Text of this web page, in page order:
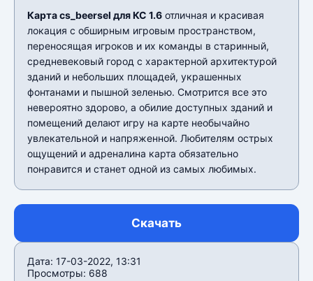
Карта cs_beersel для КС 1.6 отличная и красивая
локация с обширным игровым пространством,
переносящая игроков и их команды в старинный,
средневековый город с характерной архитектурой
зданий и небольших площадей, украшенных
фонтанами и пышной зеленью. Смотрится все это
невероятно здорово, а обилие доступных зданий и
помещений делают игру на карте необычайно
увлекательной и напряженной. Любителям острых
ощущений и адреналина карта обязательно
понравится и станет одной из самых любимых.
Скачать
Дата: 17-03-2022, 13:31
Просмотры: 688